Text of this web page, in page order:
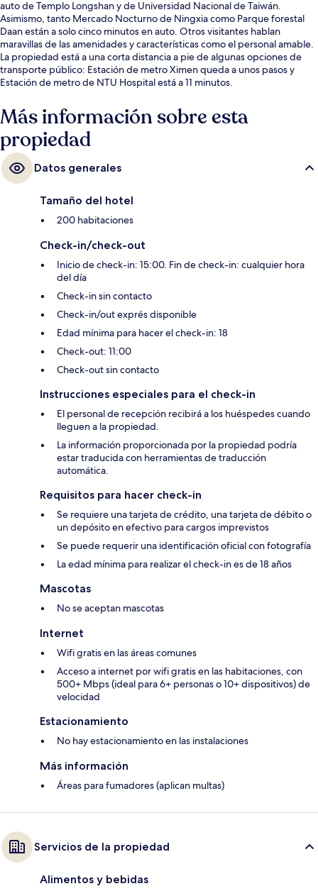
auto de Templo Longshan y de Universidad Nacional de Taiwán.
Asimismo, tanto Mercado Nocturno de Ningxia como Parque forestal
Daan están a solo cinco minutos en auto. Otros visitantes hablan
maravillas de las amenidades y características como el personal amable.
La propiedad está a una corta distancia a pie de algunas opciones de
transporte público: Estación de metro Ximen queda a unos pasos y
Estación de metro de NTU Hospital está a 11 minutos.
Más información sobre esta
propiedad
Datos generales
Tamaño del hotel
200 habitaciones
Check-in/check-out
Inicio de check-in: 15:00. Fin de check-in: cualquier hora
del día
Check-in sin contacto
Check-in/out exprés disponible
Edad mínima para hacer el check-in: 18
Check-out: 11:00
Check-out sin contacto
Instrucciones especiales para el check-in
El personal de recepción recibirá a los huéspedes cuando
lleguen a la propiedad.
La información proporcionada por la propiedad podría
estar traducida con herramientas de traducción
automática.
Requisitos para hacer check-in
Se requiere una tarjeta de crédito, una tarjeta de débito o
un depósito en efectivo para cargos imprevistos
Se puede requerir una identificación oficial con fotografía
La edad mínima para realizar el check-in es de 18 años
Mascotas
No se aceptan mascotas
Internet
Wifi gratis en las áreas comunes
Acceso a internet por wifi gratis en las habitaciones, con
500+ Mbps (ideal para 6+ personas o 10+ dispositivos) de
velocidad
Estacionamiento
No hay estacionamiento en las instalaciones
Más información
Áreas para fumadores (aplican multas)
Servicios de la propiedad
Alimentos y bebidas